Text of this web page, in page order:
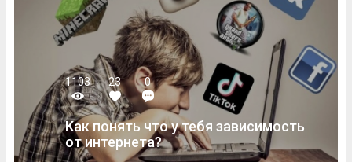
1103 23 0
Как понять что у тебя зависимость
от интернета?